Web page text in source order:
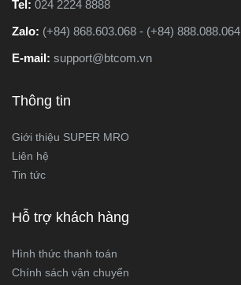
Tel: 024 2224 8888
Zalo: (+84) 868.603.068 - (+84) 888.088.064
E-mail: support@btcom.vn
Thông tin
Giới thiệu SUPER MRO
Liên hệ
Tin tức
Hỗ trợ khách hàng
Hình thức thanh toán
Chính sách vận chuyển